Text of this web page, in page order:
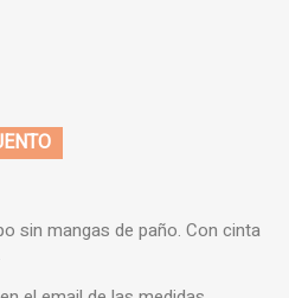
sin mangas de paño. Con cinta